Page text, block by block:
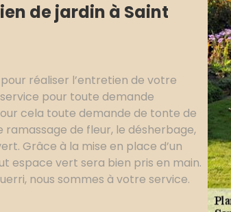
de jardin à Saint
réaliser l’entretien de votre
service pour toute demande
cela toute demande de tonte de
ramassage de fleur, le désherbage,
Grâce à la mise en place d’un
espace vert sera bien pris en main.
nous sommes à votre service.